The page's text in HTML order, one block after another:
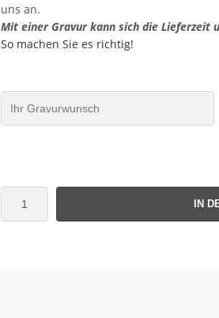
uns an.
Mit einer Gravur kann sich die Lieferzeit
So machen Sie es richtig!
IN